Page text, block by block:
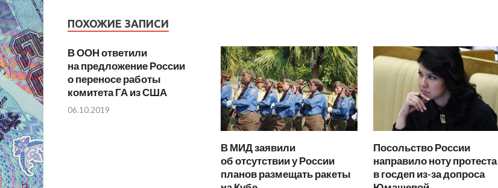
ПОХОЖИЕ ЗАПИСИ
В ООН ответили
на предложение России
о переносе работы
комитета ГА из США
06.10.2019
В МИД заявили
об отсутствии у России
планов размещать ракеты
Посольство России
направило ноту протеста
в госдеп из-за допроса